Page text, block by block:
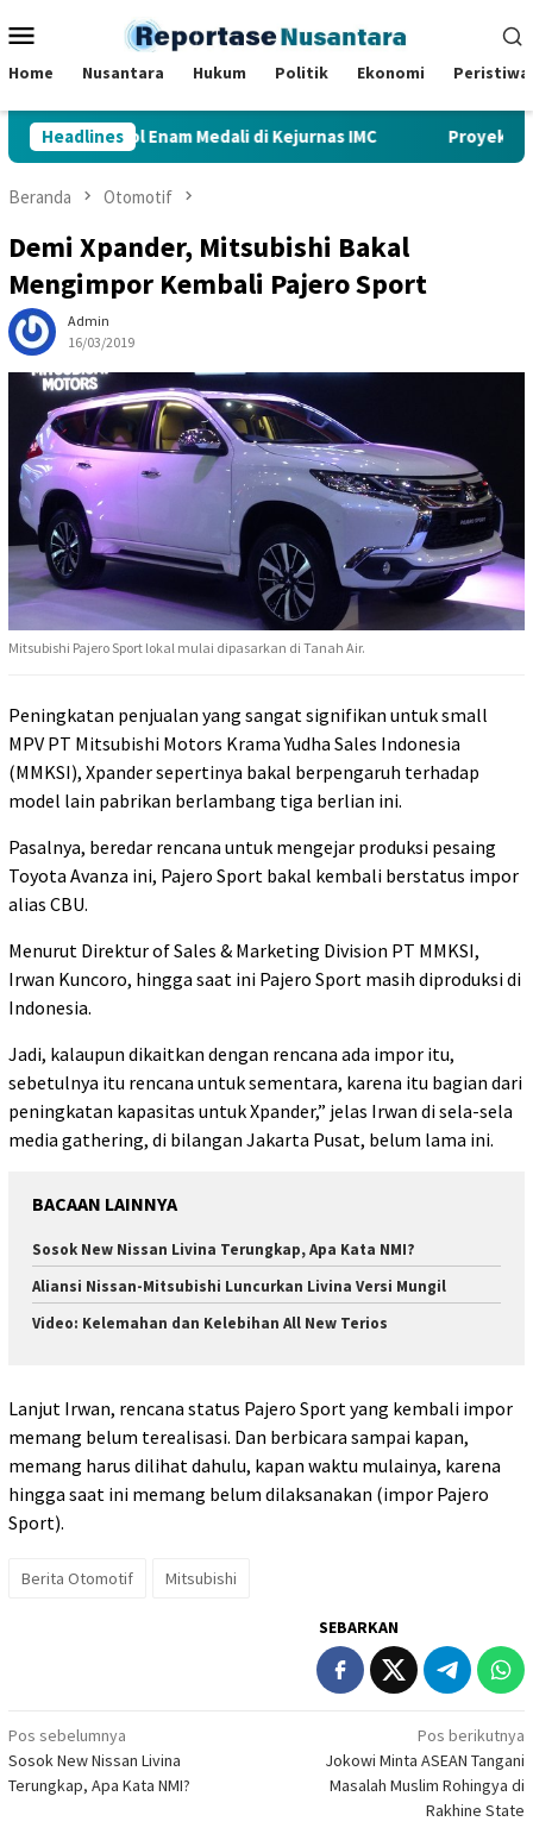
ke
Mobile
Home Nusantara Hukum Politik Ekonomi Peristiwa
Headlines
Gondol Enam Medali di Kejurnas IMC Proyek
Beranda Otomotif
Demi Xpander, Mitsubishi Bakal
Mengimpor Kembali Pajero Sport
Admin
16/03/2019
Mitsubishi Pajero Sport lokal mulai dipasarkan di Tanah Air.
Peningkatan penjualan yang sangat signifikan untuk small
MPV PT Mitsubishi Motors Krama Yudha Sales Indonesia
(MMKSI), Xpander sepertinya bakal berpengaruh terhadap
model lain pabrikan berlambang tiga berlian ini.
Pasalnya, beredar rencana untuk mengejar produksi pesaing
Toyota Avanza ini, Pajero Sport bakal kembali berstatus impor
alias CBU.
Menurut Direktur of Sales & Marketing Division PT MMKSI,
Irwan Kuncoro, hingga saat ini Pajero Sport masih diproduksi di
Indonesia.
Jadi, kalaupun dikaitkan dengan rencana ada impor itu,
sebetulnya itu rencana untuk sementara, karena itu bagian dari
peningkatan kapasitas untuk Xpander,” jelas Irwan di sela-sela
media gathering, di bilangan Jakarta Pusat, belum lama ini.
BACAAN LAINNYA
Sosok New Nissan Livina Terungkap, Apa Kata NMI?
Aliansi Nissan-Mitsubishi Luncurkan Livina Versi Mungil
Video: Kelemahan dan Kelebihan All New Terios
Lanjut Irwan, rencana status Pajero Sport yang kembali impor
memang belum terealisasi. Dan berbicara sampai kapan,
memang harus dilihat dahulu, kapan waktu mulainya, karena
hingga saat ini memang belum dilaksanakan (impor Pajero
Sport).
Berita Otomotif Mitsubishi
SEBARKAN
Navigasi
pos
Pos sebelumnya
Sosok New Nissan Livina
Terungkap, Apa Kata NMI?
Pos berikutnya
Jokowi Minta ASEAN Tangani
Masalah Muslim Rohingya di
Rakhine State